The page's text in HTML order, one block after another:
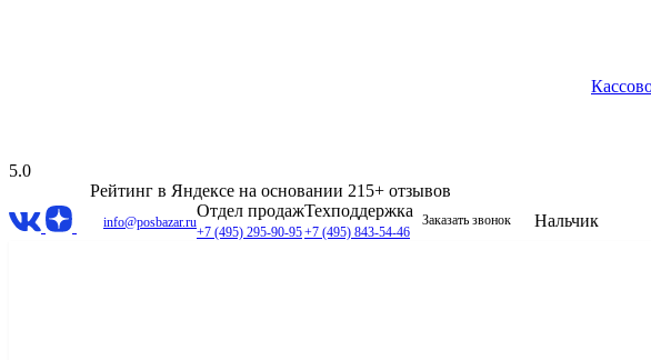
5.0
Рейтинг в Яндексе на основании 215+ отзывов
info@posbazar.ru
Отдел продаж
+7 (495) 295-90-95
Техподдержка
+7 (495) 843-54-46
Заказать звонок Нальчик